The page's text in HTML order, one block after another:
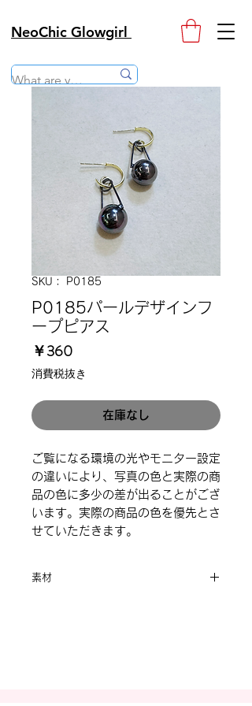
NeoChic Glowgirl
SKU： P0185
P0185パールデザインフ
ープピアス
￥360価
格
消費税抜き
在庫なし
ご覧になる環境の光やモニター設定
の違いにより、写真の色と実際の商
品の色に多少の差が出ることがござ
います。実際の商品の色を優先とさ
せていただきます。
素材